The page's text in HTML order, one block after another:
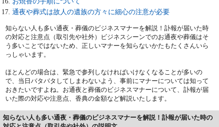
通夜や葬式は故人の遺族の方々に細心の注意が必要
知らない人も多い通夜・葬儀のビジネスマナーを解説！訃報が届いた時
の対応と注意点（取引先や社外）ビジネスシーンでのお通夜や葬儀はそ
う多いことではないため、正しいマナーを知らないかたもたくさんいら
っしゃいます。
ほとんどの場合は、緊急で参列しなければいけなくなることが多いの
で、当日バタバタしてしまわないよう、事前にマナーについては知って
おきたいですよね。お通夜と葬儀のビジネスマナーについて、訃報が届
いた際の対応や注意点、香典の金額など解説いたします。
知らない人も多い通夜・葬儀のビジネスマナーを解説！訃報が届いた時の